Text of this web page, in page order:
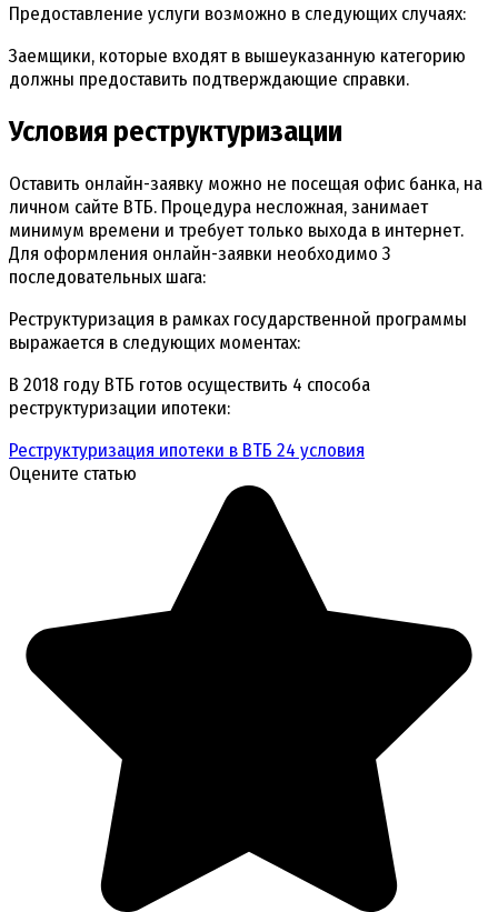
Предоставление услуги возможно в следующих случаях:
Заемщики, которые входят в вышеуказанную категорию
должны предоставить подтверждающие справки.
Условия реструктуризации
Оставить онлайн-заявку можно не посещая офис банка, на
личном сайте ВТБ. Процедура несложная, занимает
минимум времени и требует только выхода в интернет.
Для оформления онлайн-заявки необходимо 3
последовательных шага:
Реструктуризация в рамках государственной программы
выражается в следующих моментах:
В 2018 году ВТБ готов осуществить 4 способа
реструктуризации ипотеки:
Реструктуризация ипотеки в ВТБ 24 условия
Оцените статью